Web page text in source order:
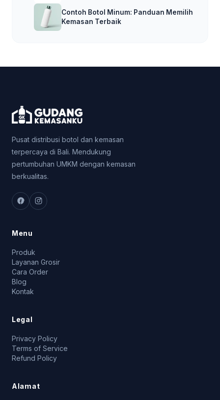
Contoh Botol Minum: Panduan Memilih
Kemasan Terbaik
Pusat distribusi botol dan kemasan
terpercaya di Bali. Mendukung
pertumbuhan UMKM dengan kemasan
berkualitas.
Menu
Produk
Layanan Grosir
Cara Order
Blog
Kontak
Legal
Privacy Policy
Terms of Service
Refund Policy
Alamat